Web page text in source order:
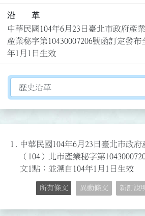
沿 革
中華民國104年6月23日臺北市政府產
產業秘字第10430007206號函訂定發布
年1月1日生效
切換選擇法規資訊內容
1. 中華民國104年6月23日臺北市政府
（104）北市產業秘字第
文1點；並溯自104年1月1日生效
所有條文 異動條文 新訂說